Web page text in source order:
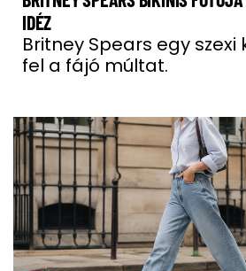
IDÉZ
Britney Spears egy
fel a fájó múltat.